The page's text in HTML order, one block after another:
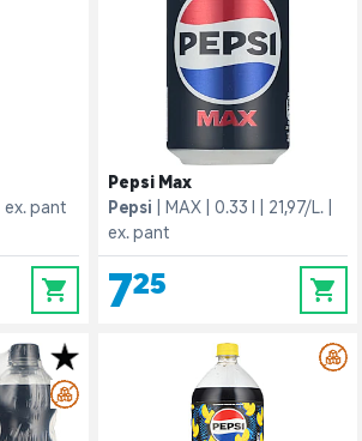
ex. pant
0
Pepsi Max
Pepsi
MAX 0.33 l
21,97/L.
ex. pant
7,25 0